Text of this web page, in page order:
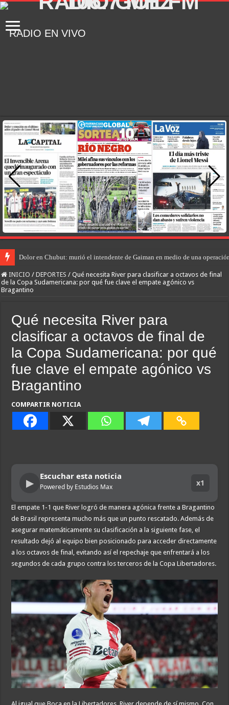
RADIO EN VIVO
Dolor en Chubut: murió el intendente de Gaiman en medio de una
INICIO / DEPORTES / Qué necesita River para clasificar a octavos de final
de la Copa Sudamericana: por qué fue clave el empate agónico vs
Bragantino
Qué necesita River para
clasificar a octavos de final de
la Copa Sudamericana: por qué
fue clave el empate agónico vs
Bragantino
COMPARTIR NOTICIA
▶
Escuchar esta noticia
Powered by Estudios Max x1
El empate 1-1 que River logró de manera agónica frente a Bragantino
de Brasil representa mucho más que un punto rescatado. Además de
asegurar matemáticamente su clasificación a la siguiente fase, el
resultado dejó al equipo bien posicionado para acceder directamente
a los octavos de final, evitando así el repechaje que enfrentará a los
segundos de cada grupo contra los terceros de la Copa Libertadores.